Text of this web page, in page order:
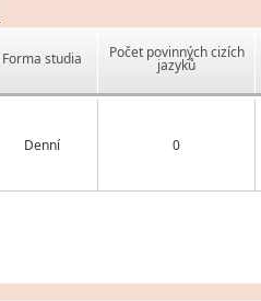
Forma studia Počet povinných cizích
jazyků
Denní 0